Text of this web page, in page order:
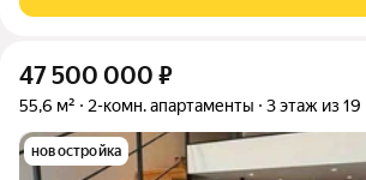
47 500 000 ₽
55,6 м² 2-комн. апартаменты 3 этаж из 19
новостройка